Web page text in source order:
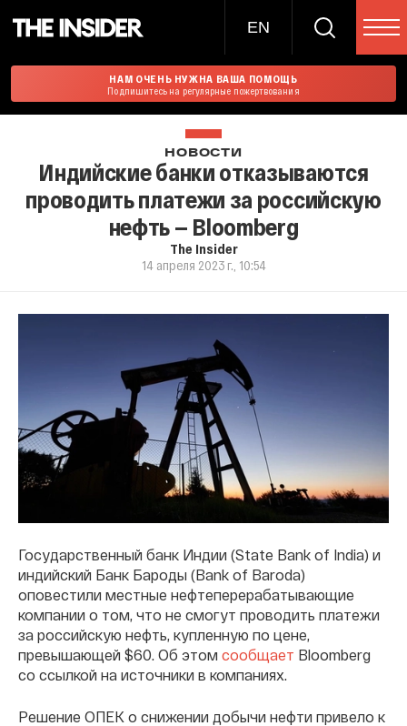
EN
НАМ ОЧЕНЬ НУЖНА ВАША ПОМОЩЬ
Подпишитесь на регулярные пожертвования
НОВОСТИ
Индийские банки отказываются
проводить платежи за российскую
нефть — Bloomberg
The Insider
14 апреля 2023 г., 10:54
Государственный банк Индии (State Bank of India) и
индийский Банк Бароды (Bank of Baroda)
оповестили местные нефтеперерабатывающие
компании о том, что не смогут проводить платежи
за российскую нефть, купленную по цене,
превышающей $60. Об этом сообщает Bloomberg
со ссылкой на источники в компаниях.
Решение ОПЕК о снижении добычи нефти привело к